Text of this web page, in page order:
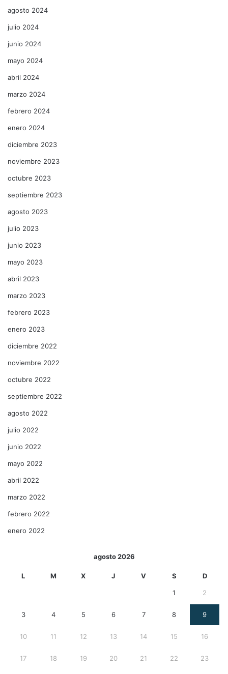
agosto 2024
julio 2024
junio 2024
mayo 2024
abril 2024
marzo 2024
febrero 2024
enero 2024
diciembre 2023
noviembre 2023
octubre 2023
septiembre 2023
agosto 2023
julio 2023
junio 2023
mayo 2023
abril 2023
marzo 2023
febrero 2023
enero 2023
diciembre 2022
noviembre 2022
octubre 2022
septiembre 2022
agosto 2022
julio 2022
junio 2022
mayo 2022
abril 2022
marzo 2022
febrero 2022
enero 2022
agosto 2026
L M X J V S D
1 2
3 4 5 6 7 8 9
10 11 12 13 14 15 16
17 18 19 20 21 22 23